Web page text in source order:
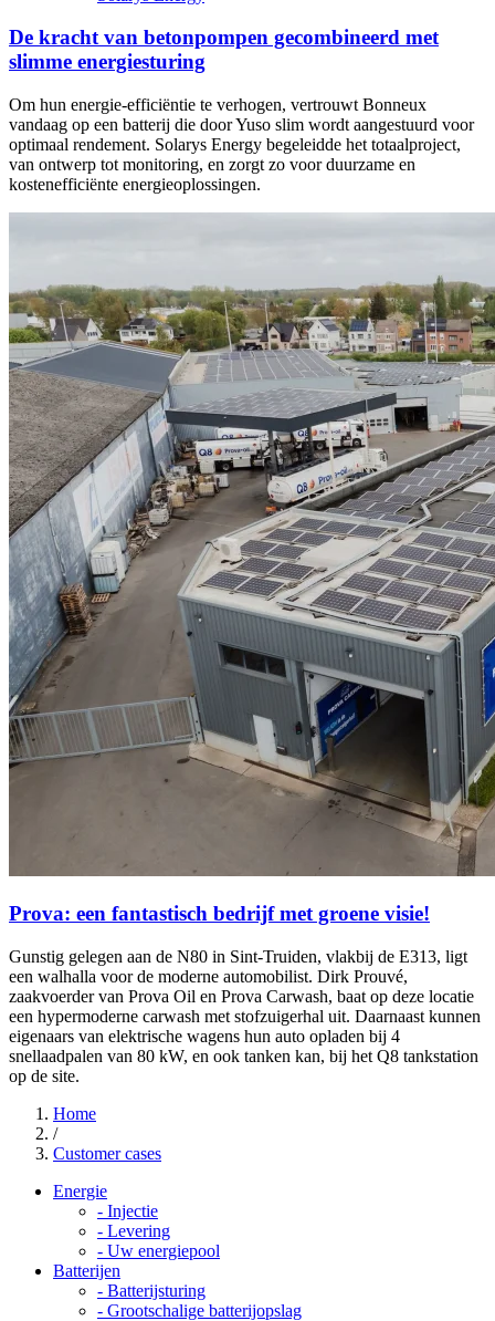
De kracht van betonpompen gecombineerd met
slimme energiesturing
Om hun energie-efficiëntie te verhogen, vertrouwt Bonneux
vandaag op een batterij die door Yuso slim wordt aangestuurd voor
optimaal rendement. Solarys Energy begeleidde het totaalproject,
van ontwerp tot monitoring, en zorgt zo voor duurzame en
kostenefficiënte energieoplossingen.
Prova: een fantastisch bedrijf met groene visie!
Gunstig gelegen aan de N80 in Sint-Truiden, vlakbij de E313, ligt
een walhalla voor de moderne automobilist. Dirk Prouvé,
zaakvoerder van Prova Oil en Prova Carwash, baat op deze locatie
een hypermoderne carwash met stofzuigerhal uit. Daarnaast kunnen
eigenaars van elektrische wagens hun auto opladen bij 4
snellaadpalen van 80 kW, en ook tanken kan, bij het Q8 tankstation
op de site.
Home
/
Customer cases
Energie
- Injectie
- Levering
- Uw energiepool
Batterijen
- Batterijsturing
- Grootschalige batterijopslag